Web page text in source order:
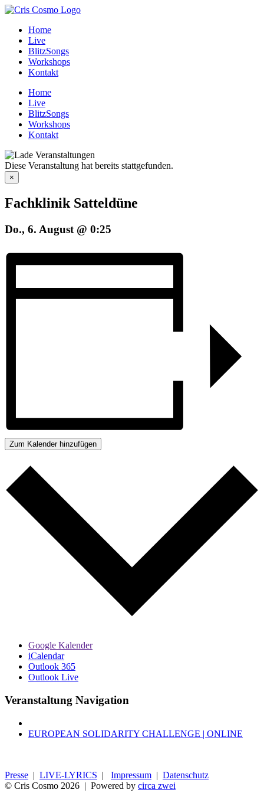
Zum
springenHome
Live
BlitzSongs
Workshops
Kontakt
Home
Live
BlitzSongs
Workshops
Kontakt
Diese Veranstaltung hat bereits stattgefunden.
×
Fachklinik Satteldüne
Do., 6. August @ 0:25
Zum Kalender hinzufügen
Google Kalender
iCalendar
Outlook 365
Outlook Live
Veranstaltung Navigation
EUROPEAN SOLIDARITY CHALLENGE | ONLINE
Presse | LIVE-LYRICS | Impressum | Datenschutz
© Cris Cosmo 2026 | Powered by circa zwei